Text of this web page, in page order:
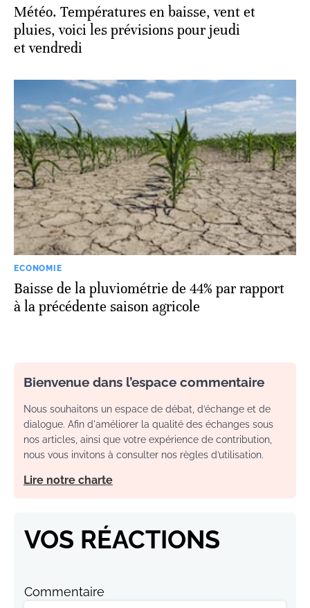
Météo. Températures en baisse, vent et
pluies, voici les prévisions pour jeudi
et vendredi
ECONOMIE
Baisse de la pluviométrie de 44% par rapport
à la précédente saison agricole
Bienvenue dans l’espace commentaire
Nous souhaitons un espace de débat, d’échange et de
dialogue. Afin d'améliorer la qualité des échanges sous
nos articles, ainsi que votre expérience de contribution,
nous vous invitons à consulter nos règles d’utilisation.
Lire notre charte
VOS RÉACTIONS
Commentaire